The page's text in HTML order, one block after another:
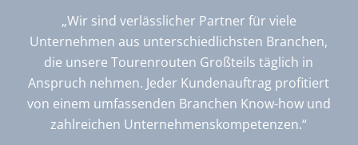
„Wir sind verlässlicher Partner für viele
Unternehmen aus unterschiedlichsten Branchen,
die unsere Tourenrouten Großteils täglich in
Anspruch nehmen. Jeder Kundenauftrag profitiert
von einem umfassenden Branchen Know-how und
zahlreichen Unternehmenskompetenzen.“